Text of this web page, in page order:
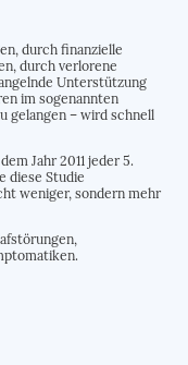
durch finanzielle
durch verlorene
Unterstützung
im sogenannten
gelangen – wird schnell
Jahr 2011 jeder 5.
diese Studie
weniger, sondern mehr